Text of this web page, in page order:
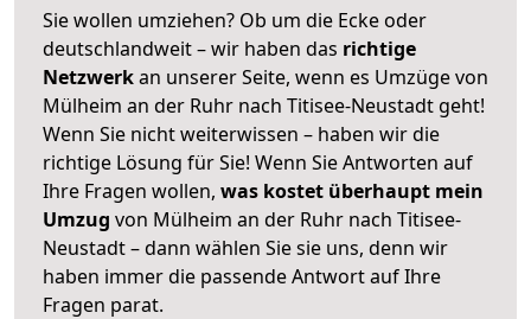
Sie wollen umziehen? Ob um die Ecke oder
deutschlandweit – wir haben das richtige
Netzwerkan unserer Seite, wenn es Umzüge von
Mülheim an der Ruhr nach Titisee-Neustadt geht!
Wenn Sie nicht weiterwissen – haben wir die
richtige Lösung für Sie! Wenn Sie Antworten auf
Ihre Fragen wollen, was kostet überhaupt mein
Umzug von Mülheim an der Ruhr nach Titisee-
Neustadt – dann wählen Sie sie uns, denn wir
haben immer die passende Antwort auf Ihre
Fragen parat.